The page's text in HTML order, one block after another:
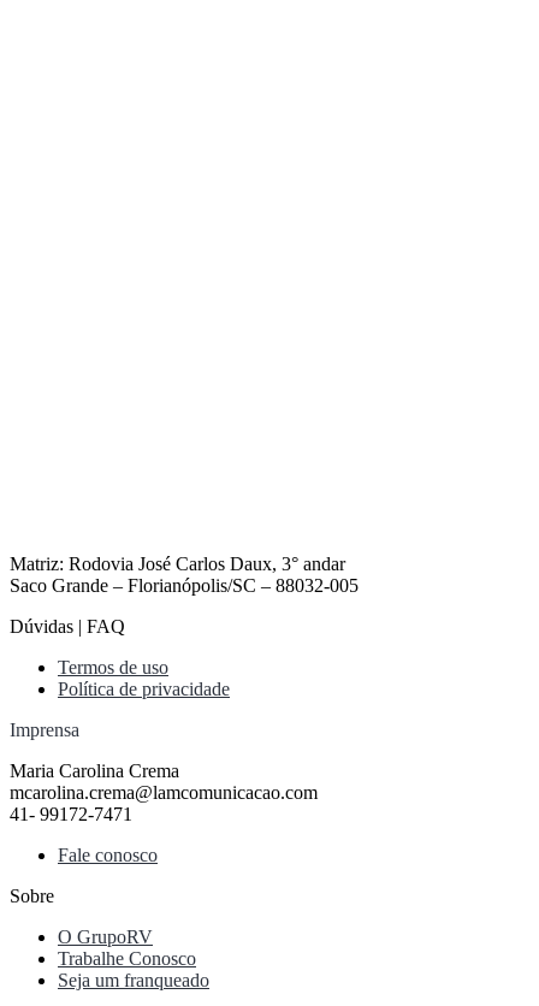
Matriz: Rodovia José Carlos Daux, 3° andar
Saco Grande – Florianópolis/SC – 88032-005
Dúvidas | FAQ
Termos de uso
Política de privacidade
Imprensa
Maria Carolina Crema
mcarolina.crema@lamcomunicacao.com
41- 99172-7471
Fale conosco
Sobre
O GrupoRV
Trabalhe Conosco
Seja um franqueado